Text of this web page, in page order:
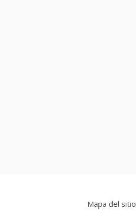
Mapa del sitio